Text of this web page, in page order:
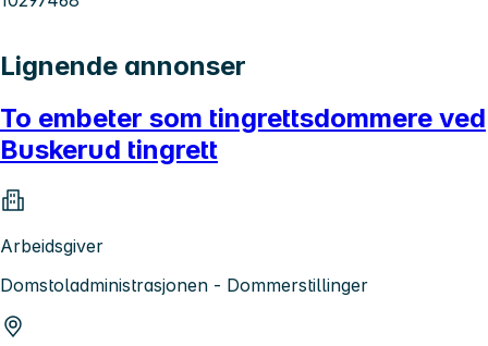
Lignende annonser
To embeter som tingrettsdommere ved
Buskerud tingrett
Arbeidsgiver
Domstoladministrasjonen - Dommerstillinger